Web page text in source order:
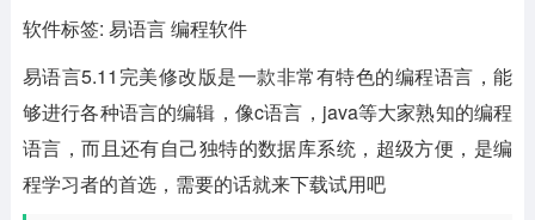
软件标签: 易语言 编程软件
易语言5.11完美修改版是一款非常有特色的编程语言，能
够进行各种语言的编辑，像c语言，java等大家熟知的编程
语言，而且还有自己独特的数据库系统，超级方便，是编
程学习者的首选，需要的话就来下载试用吧